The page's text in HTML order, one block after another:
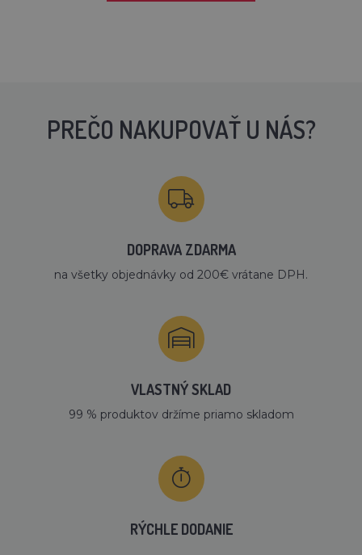
PREČO NAKUPOVAŤ U NÁS?
DOPRAVA ZDARMA
na všetky objednávky od 200€ vrátane DPH.
VLASTNÝ SKLAD
99 % produktov držíme priamo skladom
RÝCHLE DODANIE